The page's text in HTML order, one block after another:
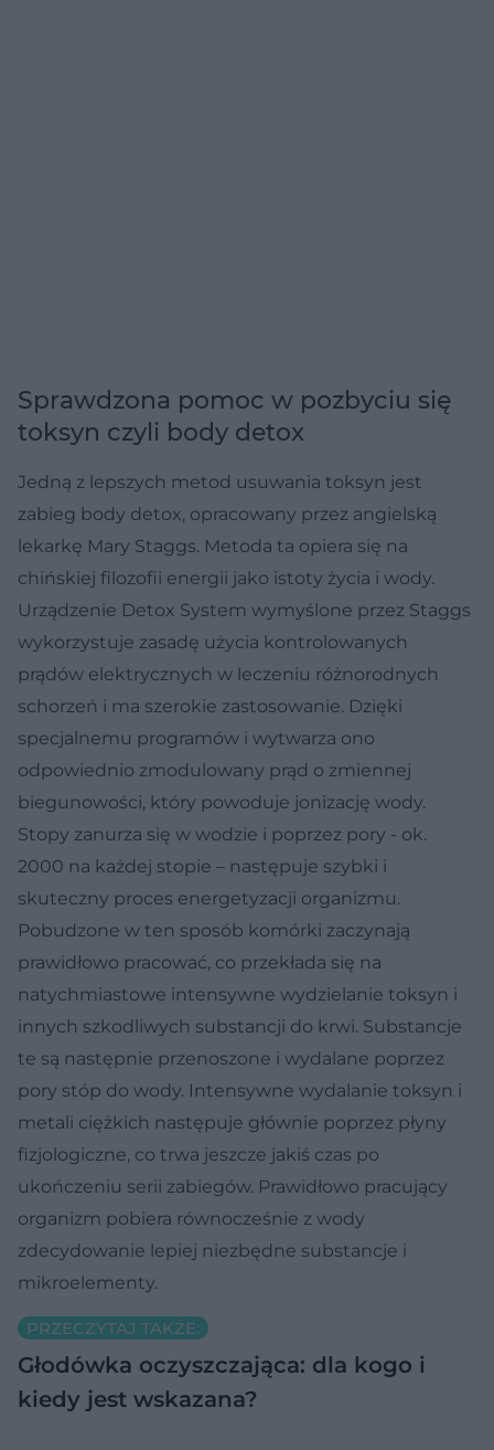
Sprawdzona pomoc w pozbyciu się
toksyn czyli body detox
Jedną z lepszych metod usuwania toksyn jest
zabieg body detox, opracowany przez angielską
lekarkę Mary Staggs. Metoda ta opiera się na
chińskiej filozofii energii jako istoty życia i wody.
Urządzenie Detox System wymyślone przez Staggs
wykorzystuje zasadę użycia kontrolowanych
prądów elektrycznych w leczeniu różnorodnych
schorzeń i ma szerokie zastosowanie. Dzięki
specjalnemu programów i wytwarza ono
odpowiednio zmodulowany prąd o zmiennej
biegunowości, który powoduje jonizację wody.
Stopy zanurza się w wodzie i poprzez pory - ok.
2000 na każdej stopie – następuje szybki i
skuteczny proces energetyzacji organizmu.
Pobudzone w ten sposób komórki zaczynają
prawidłowo pracować, co przekłada się na
natychmiastowe intensywne wydzielanie toksyn i
innych szkodliwych substancji do krwi. Substancje
te są następnie przenoszone i wydalane poprzez
pory stóp do wody. Intensywne wydalanie toksyn i
metali ciężkich następuje głównie poprzez płyny
fizjologiczne, co trwa jeszcze jakiś czas po
ukończeniu serii zabiegów. Prawidłowo pracujący
organizm pobiera równocześnie z wody
zdecydowanie lepiej niezbędne substancje i
mikroelementy.
PRZECZYTAJ TAKŻE:
Głodówka oczyszczająca: dla kogo i
kiedy jest wskazana?